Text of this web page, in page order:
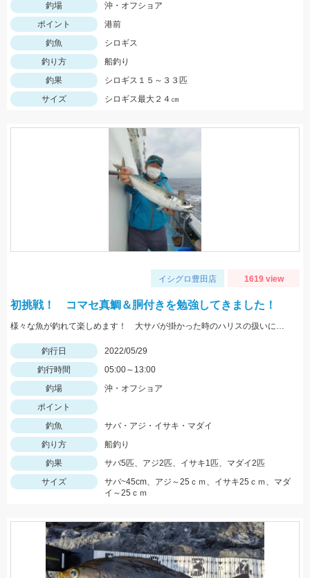
釣場
沖・オフショア
ポイント
港前
釣魚
シロギス
釣り方
船釣り
釣果
シロギス１５～３３匹
サイズ
シロギス最大２４㎝
イシグロ豊田店 1619 view
初挑戦！ コマセ真鯛＆胴付きを勉強してきました！
様々な魚が釣れて楽しめます！ 大サバが掛かった時のハリスの扱いにはご用心！
釣行日
2022/05/29
釣行時間
05:00～13:00
釣場
沖・オフショア
ポイント
釣魚
サバ・アジ・イサキ・マダイ
釣り方
船釣り
釣果
サバ5匹、アジ2匹、イサキ1匹、マダイ2匹
サイズ
サバ~45cm、アジ～25ｃｍ、イサキ25ｃｍ、マダ
イ～25ｃｍ